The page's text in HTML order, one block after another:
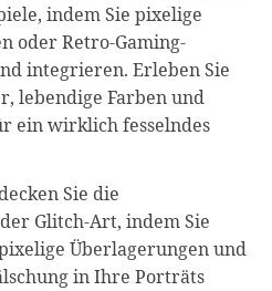
indem Sie pixelige
oder Retro-Gaming-
integrieren. Erleben Sie
lebendige Farben und
ein wirklich fesselndes
Sie die
Glitch-Art, indem Sie
Überlagerungen und
in Ihre Porträts